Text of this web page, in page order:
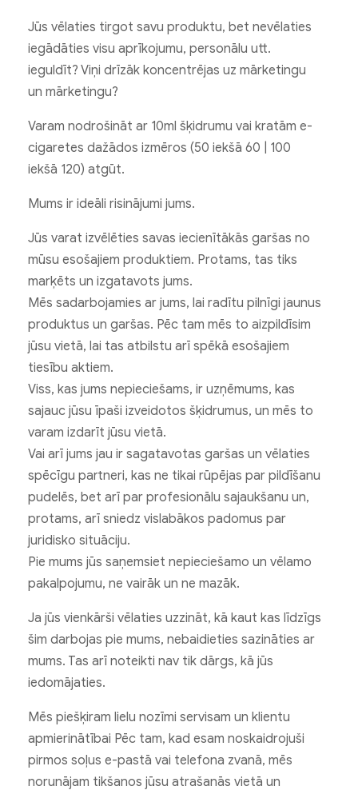
Jūs vēlaties tirgot savu produktu, bet nevēlaties
iegādāties visu aprīkojumu, personālu utt.
ieguldīt? Viņi drīzāk koncentrējas uz mārketingu
un mārketingu?
Varam nodrošināt ar 10ml šķidrumu vai kratām e-
cigaretes dažādos izmēros (50 iekšā 60 | 100
iekšā 120) atgūt.
Mums ir ideāli risinājumi jums.
Jūs varat izvēlēties savas iecienītākās garšas no
mūsu esošajiem produktiem. Protams, tas tiks
marķēts un izgatavots jums.
Mēs sadarbojamies ar jums, lai radītu pilnīgi jaunus
produktus un garšas. Pēc tam mēs to aizpildīsim
jūsu vietā, lai tas atbilstu arī spēkā esošajiem
tiesību aktiem.
Viss, kas jums nepieciešams, ir uzņēmums, kas
sajauc jūsu īpaši izveidotos šķidrumus, un mēs to
varam izdarīt jūsu vietā.
Vai arī jums jau ir sagatavotas garšas un vēlaties
spēcīgu partneri, kas ne tikai rūpējas par pildīšanu
pudelēs, bet arī par profesionālu sajaukšanu un,
protams, arī sniedz vislabākos padomus par
juridisko situāciju.
Pie mums jūs saņemsiet nepieciešamo un vēlamo
pakalpojumu, ne vairāk un ne mazāk.
Ja jūs vienkārši vēlaties uzzināt, kā kaut kas līdzīgs
šim darbojas pie mums, nebaidieties sazināties ar
mums. Tas arī noteikti nav tik dārgs, kā jūs
iedomājaties.
Mēs piešķiram lielu nozīmi servisam un klientu
apmierinātībai Pēc tam, kad esam noskaidrojuši
pirmos soļus e-pastā vai telefona zvanā, mēs
norunājam tikšanos jūsu atrašanās vietā un